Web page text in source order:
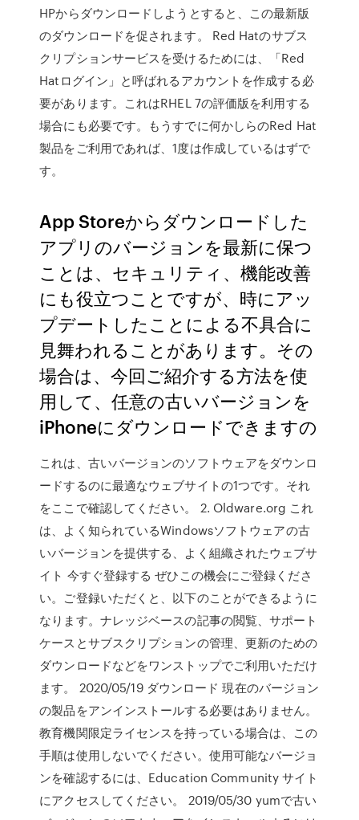
HPからダウンロードしようとすると、この最新版
のダウンロードを促されます。 Red Hatのサブス
クリプションサービスを受けるためには、「Red
Hatログイン」と呼ばれるアカウントを作成する必
要があります。これはRHEL 7の評価版を利用する
場合にも必要です。もうすでに何かしらのRed Hat
製品をご利用であれば、1度は作成しているはずで
す。
App Storeからダウンロードした
アプリのバージョンを最新に保つ
ことは、セキュリティ、機能改善
にも役立つことですが、時にアッ
プデートしたことによる不具合に
見舞われることがあります。その
場合は、今回ご紹介する方法を使
用して、任意の古いバージョンを
iPhoneにダウンロードできますの
これは、古いバージョンのソフトウェアをダウンロ
ードするのに最適なウェブサイトの1つです。それ
をここで確認してください。 2. Oldware.org これ
は、よく知られているWindowsソフトウェアの古
いバージョンを提供する、よく組織されたウェブサ
イト 今すぐ登録する ぜひこの機会にご登録くださ
い。ご登録いただくと、以下のことができるように
なります。ナレッジベースの記事の閲覧、サポート
ケースとサブスクリプションの管理、更新のための
ダウンロードなどをワンストップでご利用いただけ
ます。 2020/05/19 ダウンロード 現在のバージョン
の製品をアンインストールする必要はありません。
教育機関限定ライセンスを持っている場合は、この
手順は使用しないでください。使用可能なバージョ
ンを確認するには、Education Community サイト
にアクセスしてください。 2019/05/30 yumで古い